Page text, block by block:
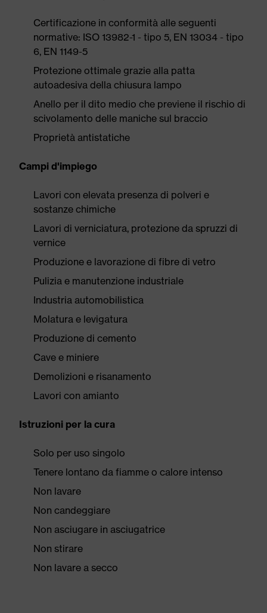
Certificazione in conformità alle seguenti
normative: ISO 13982-1 - tipo 5, EN 13034 - tipo
6, EN 1149-5
Protezione ottimale grazie alla patta
autoadesiva della chiusura lampo
Anello per il dito medio che previene il rischio di
scivolamento delle maniche sul braccio
Proprietà antistatiche
Campi d'impiego
Lavori con elevata presenza di polveri e
sostanze chimiche
Lavori di verniciatura, protezione da spruzzi di
vernice
Produzione e lavorazione di fibre di vetro
Pulizia e manutenzione industriale
Industria automobilistica
Molatura e levigatura
Produzione di cemento
Cave e miniere
Demolizioni e risanamento
Lavori con amianto
Istruzioni per la cura
Solo per uso singolo
Tenere lontano da fiamme o calore intenso
Non lavare
Non candeggiare
Non asciugare in asciugatrice
Non stirare
Non lavare a secco